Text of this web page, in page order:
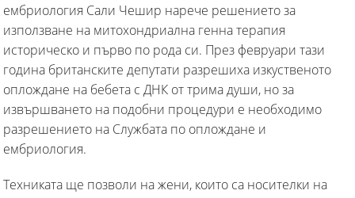
ембриология Сали Чешир нарече решението за
използване на митохондриална генна терапия
историческо и първо по рода си. През февруари тази
година британските депутати разрешиха изкуственото
оплождане на бебета с ДНК от трима души, но за
извършването на подобни процедури е необходимо
разрешението на Службата по оплождане и
ембриология.
Техниката ще позволи на жени, които са носителки на